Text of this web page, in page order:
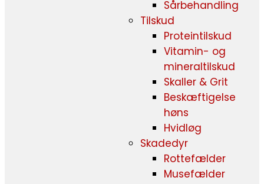
Sårbehandling
Tilskud
Proteintilskud
Vitamin- og
mineraltilskud
Skaller & Grit
Beskæftigelse
høns
Hvidløg
Skadedyr
Rottefælder
Musefælder